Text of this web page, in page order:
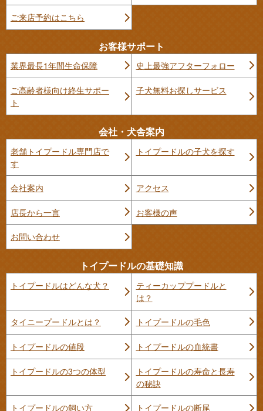
ご来店予約はこちら
お客様サポート
業界最長1年間生命保障 史上最強アフターフォロー
ご高齢者様向け終生サポー
ト
子犬無料お探しサービス
会社・犬舎案内
老舗トイプードル専門店で
す
トイプードルの子犬を探す
会社案内 アクセス
店長から一言 お客様の声
お問い合わせ
トイプードルの基礎知識
トイプードルはどんな犬？
ティーカッププードルと
は？
タイニープードルとは？ トイプードルの毛色
トイプードルの値段 トイプードルの血統書
トイプードルの3つの体型
トイプードルの寿命と長寿
の秘訣
トイプードルの飼い方 トイプードルの断尾